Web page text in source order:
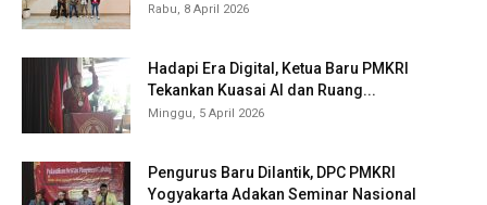
Rabu, 8 April 2026
Hadapi Era Digital, Ketua Baru PMKRI
Tekankan Kuasai AI dan Ruang...
Minggu, 5 April 2026
Pengurus Baru Dilantik, DPC PMKRI
Yogyakarta Adakan Seminar Nasional